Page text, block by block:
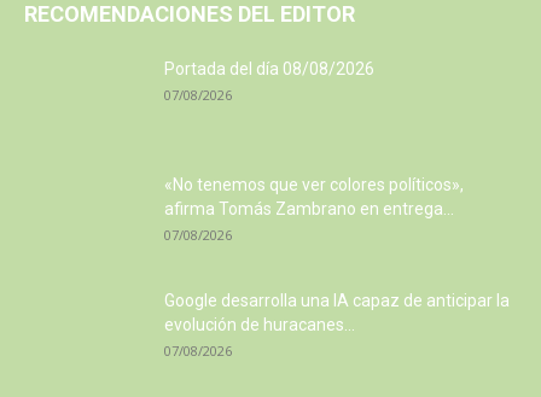
RECOMENDACIONES DEL EDITOR
Portada del día 08/08/2026
07/08/2026
«No tenemos que ver colores políticos»,
afirma Tomás Zambrano en entrega...
07/08/2026
Google desarrolla una IA capaz de anticipar la
evolución de huracanes...
07/08/2026